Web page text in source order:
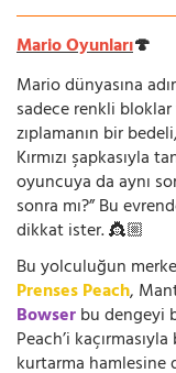
Mario Oyunları🍄
Mario dünyasına
sadece renkli
zıplamanın bir
Kırmızı şapkasıyla
oyuncuya da aynı
sonra mı?” Bu
dikkat ister. 👸🏼
Bu yolculuğun
Prenses Peach,
Bowserbu dengeyi
Peach’i
kurtarma hamlesine